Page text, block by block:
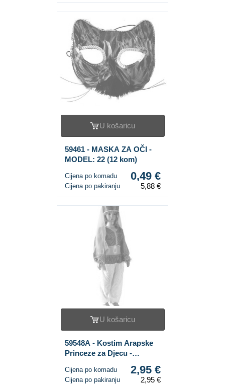
U košaricu
59461 - MASKA ZA OČI -
MODEL: 22 (12 kom)
Cijena po komadu 0,49 €
Cijena po pakiranju 5,88 €
U košaricu
59548A - Kostim Arapske
Princeze za Djecu -
Cijena po komadu 2,95 €
Cijena po pakiranju 2,95 €